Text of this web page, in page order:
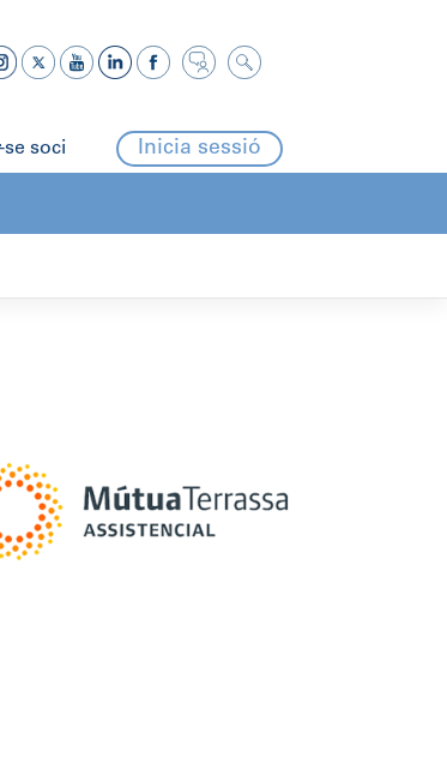
se soci Inicia sessió